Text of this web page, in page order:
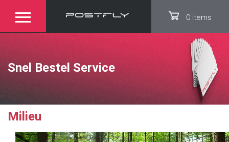
0 items
Snel Bestel Service
Milieu